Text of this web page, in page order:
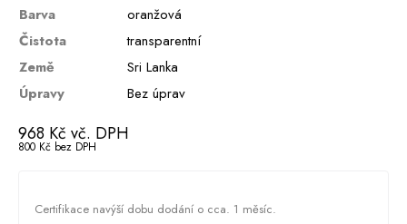
Barva
oranžová
Čistota
transparentní
Země
Sri Lanka
Úpravy
Bez úprav
968 Kč vč. DPH
800 Kč bez DPH
Certifikace navýší dobu dodání o cca. 1 měsíc.